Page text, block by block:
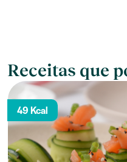
Receitas que
49 Kcal